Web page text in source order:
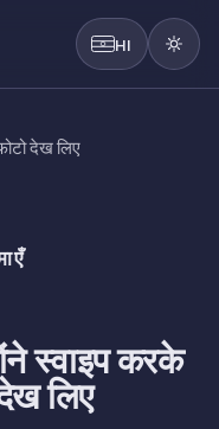
HI
देख लिए
स्वाइप करके
लिए